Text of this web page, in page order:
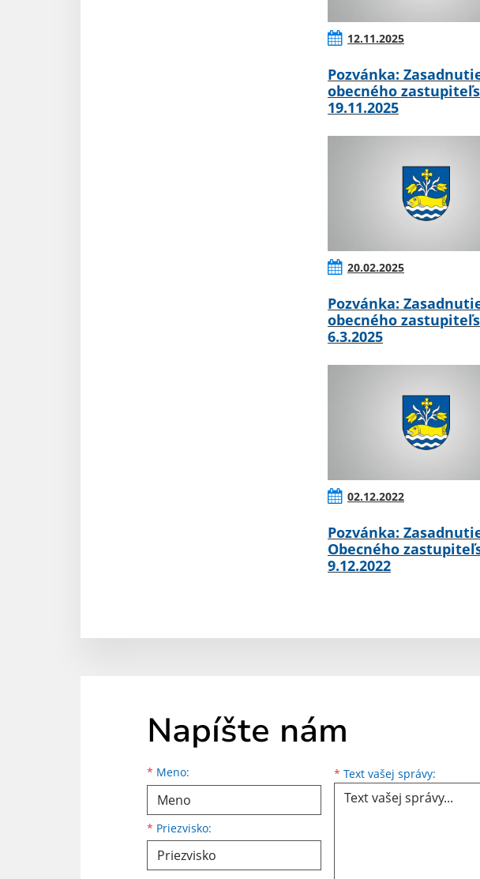
12.11.2025
Pozvánka:
obecného
19.11.2025
20.02.2025
Pozvánka:
obecného
6.3.2025
02.12.2022
Pozvánka:
Obecného
9.12.2022
Napíšte nám
* Meno:
Meno
* Priezvisko:
Priezvisko
E-mailová adresa * Text vašej správy: Text